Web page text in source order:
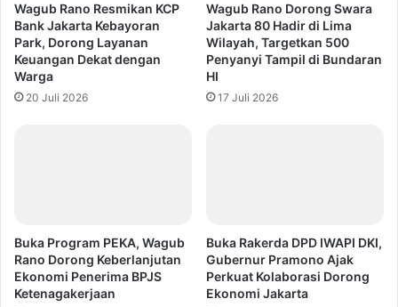
Wagub Rano Resmikan KCP
Bank Jakarta Kebayoran
Park, Dorong Layanan
Keuangan Dekat dengan
Warga
20 Juli 2026
Wagub Rano Dorong Swara
Jakarta 80 Hadir di Lima
Wilayah, Targetkan 500
Penyanyi Tampil di Bundaran
HI
17 Juli 2026
Buka Program PEKA, Wagub
Rano Dorong Keberlanjutan
Ekonomi Penerima BPJS
Ketenagakerjaan
Buka Rakerda DPD IWAPI DKI,
Gubernur Pramono Ajak
Perkuat Kolaborasi Dorong
Ekonomi Jakarta